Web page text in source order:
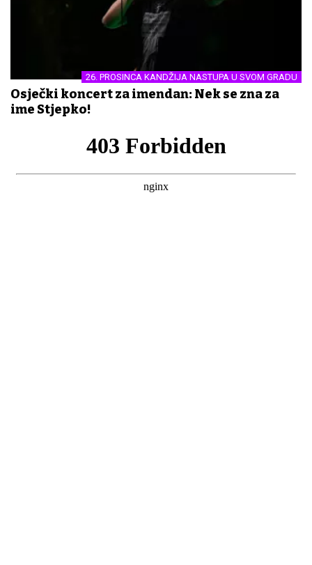
26. PROSINCA KANDŽIJA NASTUPA U SVOM GRADU
Osječki koncert za imendan: Nek se zna za
ime Stjepko!